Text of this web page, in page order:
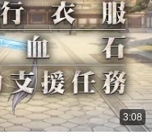
3:08